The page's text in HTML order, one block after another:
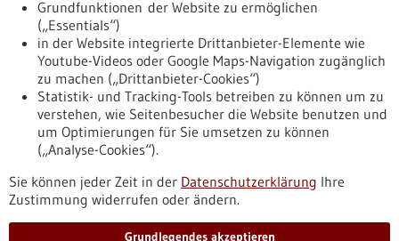
knapp 250.000 Euro
01.08.2025
Krebs schonender diagnostizieren
Nach oben
Informiert bleiben
Newsletter abonnieren
Grundfunktionen der Website zu ermöglichen
(„Essentials“)
in der Website integrierte Drittanbieter-Elemente wie
Youtube-Videos oder Google Maps-Navigation zugänglich
zu machen („Drittanbieter-Cookies“)
Statistik- und Tracking-Tools betreiben zu können um zu
verstehen, wie Seitenbesucher die Website benutzen und
um Optimierungen für Sie umsetzen zu können
(„Analyse-Cookies“).
Sie können jeder Zeit in der Datenschutzerklärung Ihre
Zustimmung widerrufen oder ändern.
Grundlegendes akzeptieren